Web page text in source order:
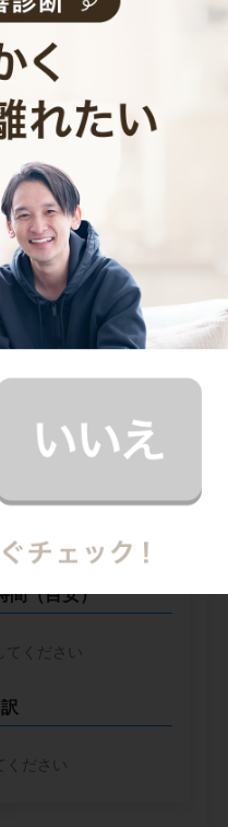
0
較
--円
間（目安）
てください
ください